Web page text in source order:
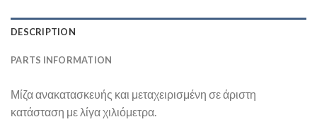
DESCRIPTION
PARTS INFORMATION
Μίζα ανακατασκευής και μεταχειρισμένη σε άριστη
κατάσταση με λίγα χιλιόμετρα.